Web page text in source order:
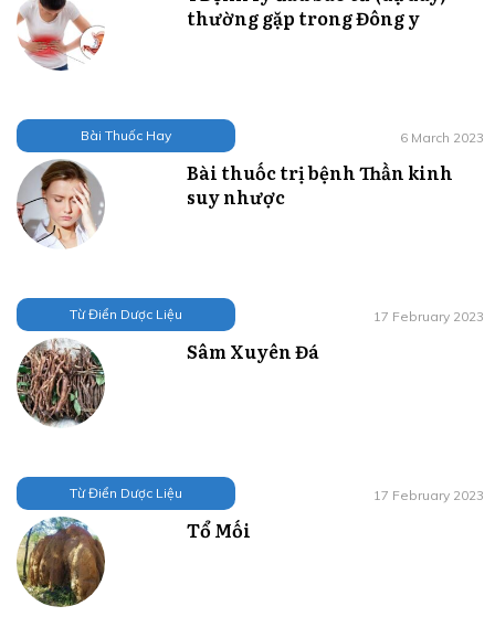
thường gặp trong Đông y
Bài Thuốc Hay 6 March 2023
Bài thuốc trị bệnh Thần kinh
suy nhược
Từ Điển Dược Liệu 17 February 2023
Sâm Xuyên Đá
Từ Điển Dược Liệu 17 February 2023
Tổ Mối